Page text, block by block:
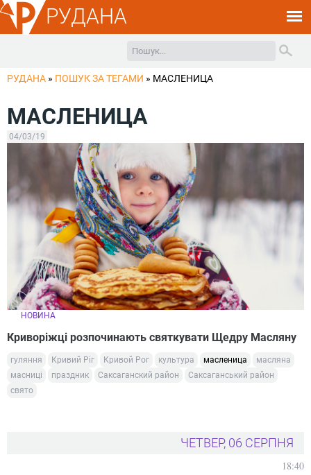
РУДАНА
РУДАНА » ПОШУК ЗА ТЕГАМИ » МАСЛЕНИЦА
МАСЛЕНИЦА
04/03/19
НОВИНА
Криворіжці розпочинають святкувати Щедру Масляну
гуляння Кривий Ріг Кривой Рог культура масленица
масляна
масниці
праздник Саксаганский район
Саксаганський район
свято
ЧЕТВЕР, 06 СЕРПНЯ
18:40